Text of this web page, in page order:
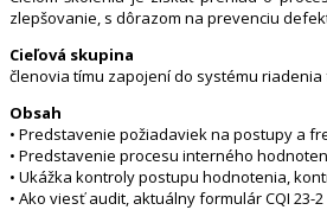
zlepšovanie, s dôrazom na prevenciu
Cieľová skupina
členovia tímu zapojení do systému
Obsah
• Predstavenie požiadaviek na postupy a
• Predstavenie procesu interného
• Ukážka kontroly postupu hodnotenia,
• Ako viesť audit, aktuálny formulár CQI 23-2